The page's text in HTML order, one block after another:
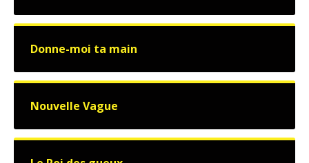
Donne-moi ta main
Nouvelle Vague